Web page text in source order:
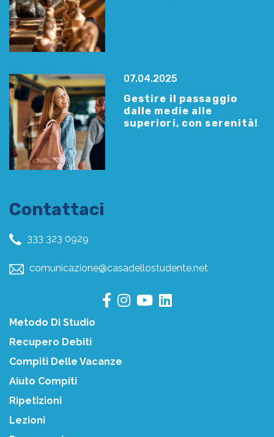
07.04.2025
Gestire il passaggio
dalle medie alle
superiori, con serenità!
Contattaci
333 323 0929
comunicazione@casadellostudente.net
Metodo Di Studio
Recupero Debiti
Compiti Delle Vacanze
Aiuto Compiti
Ripetizioni
Lezioni